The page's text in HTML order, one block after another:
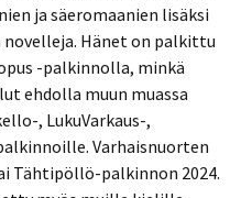
ja säeromaanien lisäksi
Hänet on palkittu
-palkinnolla, minkä
ehdolla muun muassa
, LukuVarkaus-,
Varhaisnuorten
Tähtipöllö-palkinnon 2024.